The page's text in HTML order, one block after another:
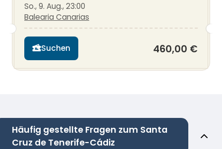
So., 9. Aug., 23:00
Balearia Canarias
Suchen 460,00 €
Häufig gestellte Fragen zum Santa
Cruz de Tenerife-Cádiz